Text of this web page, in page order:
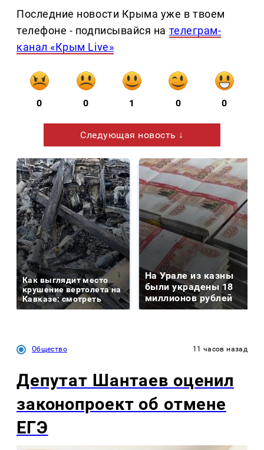
Последние новости Крыма уже в твоем
телефоне - подписывайся на телеграм-
канал «Крым Live»
0 0 1 0 0
Следующая новость ↓
Как выглядит место
крушение вертолета на
Кавказе: смотреть
На Урале из казны
были украдены 18
миллионов рублей
Общество 11 часов назад
Депутат Шантаев оценил
законопроект об отмене
ЕГЭ